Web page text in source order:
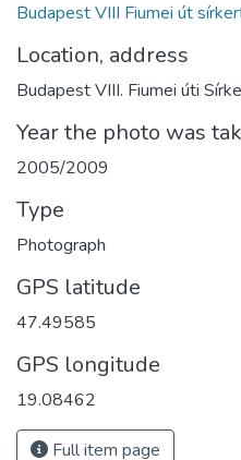
Budapest VIII Fiumei út
Location, address
Budapest VIII. Fiumei úti
Year the photo was
2005/2009
Type
Photograph
GPS latitude
47.49585
GPS longitude
19.08462
Full item page